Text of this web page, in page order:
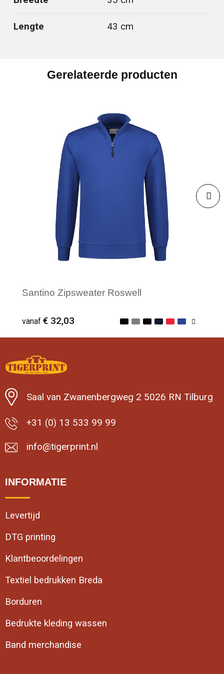
Lengte 43 cm
Gerelateerde producten
Santino Zipsweater Roswell
vanaf € 32,03
Minimale afname: 25
Saal van Zwanenbergweg 2 5026 RN Tilburg
+31 (0) 13 533 99 99
info@tigerprint.nl
INFORMATIE
Levertijd
DTG printing
Klantbeoordelingen
Textiel bedrukken Breda
Borduren
Bedrukte kleding wassen
Band merchandise